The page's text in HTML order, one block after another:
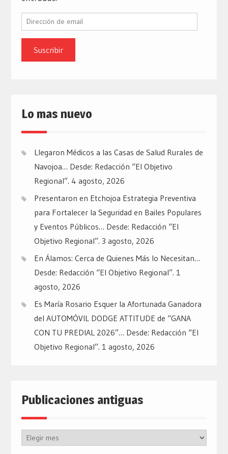
Dirección
email
Lo mas nuevo
Llegaron Médicos a las Casas de Salud Rurales de
Navojoa… Desde: Redacción “El Objetivo
Regional”. 4 agosto, 2026
Presentaron en Etchojoa Estrategia Preventiva
para Fortalecer la Seguridad en Bailes Populares
y Eventos Públicos… Desde: Redacción “El
Objetivo Regional”. 3 agosto, 2026
En Álamos: Cerca de Quienes Más lo Necesitan…
Desde: Redacción “El Objetivo Regional”. 1
agosto, 2026
Es María Rosario Esquer la Afortunada Ganadora
del AUTOMÓVIL DODGE ATTITUDE de “GANA
CON TU PREDIAL 2026”… Desde: Redacción “El
Objetivo Regional”. 1 agosto, 2026
Publicaciones antiguas
Publicaciones